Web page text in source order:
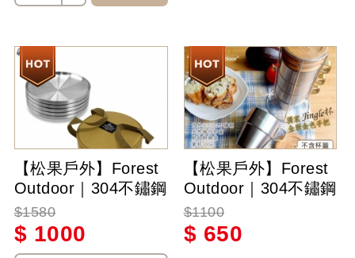
【松果戶外】Forest
Outdoor｜304不鏽鋼
5入盤子組 附手提收
納包 露營野餐 不鏽
鋼盤
$1580
$ 1000
【松果戶外】Forest
Outdoor｜304不鏽鋼
套杯4入組(含收納袋
+4個木蓋)-300ml
$1100
$ 650